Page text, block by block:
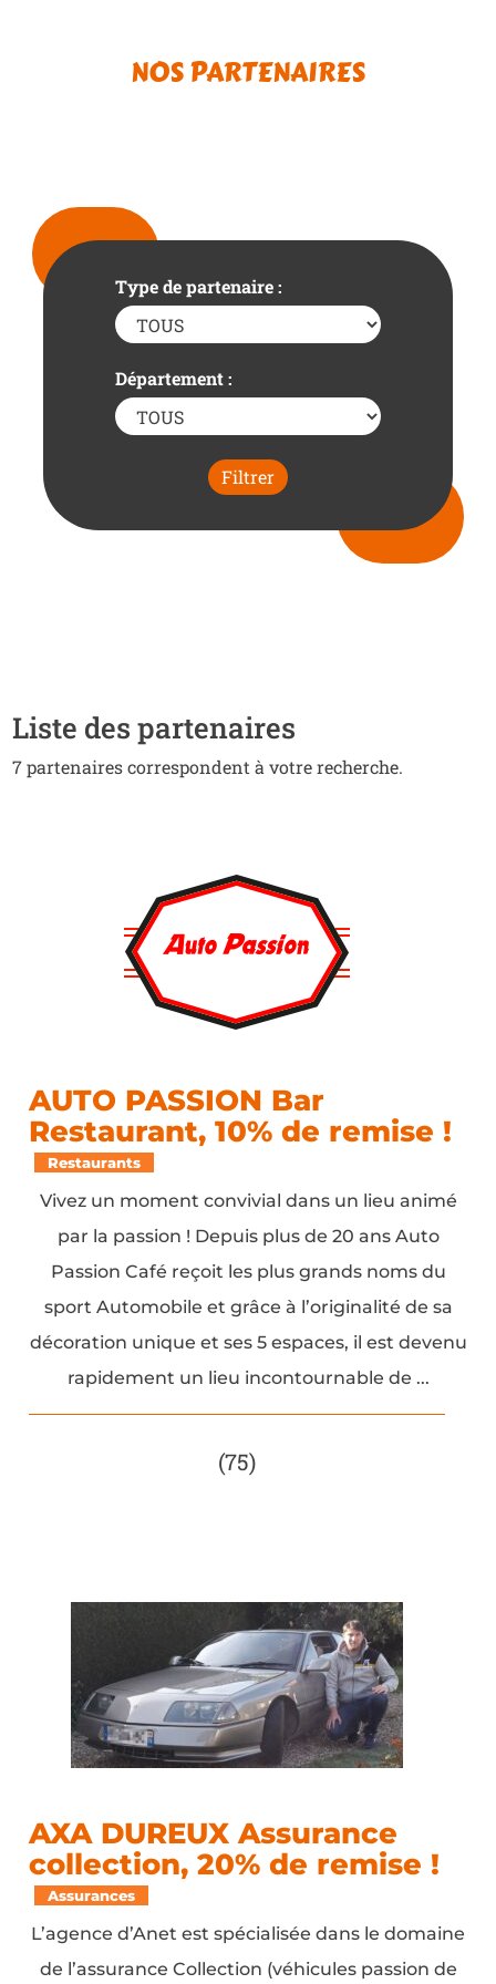
NOS PARTENAIRES
Type de partenaire :
Département :
Filtrer
Liste des partenaires
7 partenaires correspondent à votre recherche.
AUTO PASSION Bar
Restaurant, 10% de remise !
Restaurants
Vivez un moment convivial dans un lieu animé
par la passion ! Depuis plus de 20 ans Auto
Passion Café reçoit les plus grands noms du
sport Automobile et grâce à l’originalité de sa
décoration unique et ses 5 espaces, il est devenu
rapidement un lieu incontournable de ...
(75)
AXA DUREUX Assurance
collection, 20% de remise !
Assurances
L’agence d’Anet est spécialisée dans le domaine
de l’assurance Collection (véhicules passion de